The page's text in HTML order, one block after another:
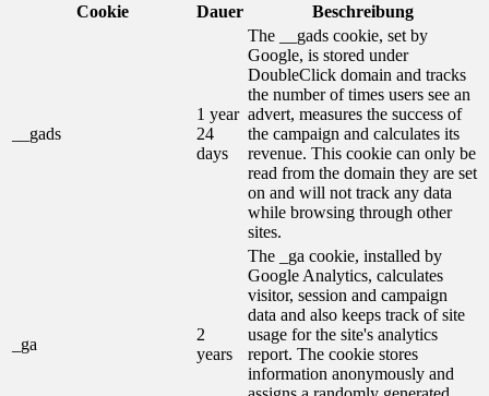
Cookie
Dauer Beschreibung
__gads
1 year
24
days
The __gads cookie, set by
Google, is stored under
DoubleClick domain and tracks
the number of times users see an
advert, measures the success of
the campaign and calculates its
revenue. This cookie can only be
read from the domain they are set
on and will not track any data
while browsing through other
sites.
_ga
2
years
The _ga cookie, installed by
Google Analytics, calculates
visitor, session and campaign
data and also keeps track of site
usage for the site's analytics
report. The cookie stores
information anonymously and